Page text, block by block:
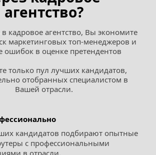
агентство?
кадровое агентство, Вы экономите
маркетинговых топ-менеджеров и
ошибок в оценке претендентов
только пул лучших кандидатов,
отобранных специалистом в
Вашей отрасли.
кандидатов подбирают опытные
с профессиональными
в отрасли.